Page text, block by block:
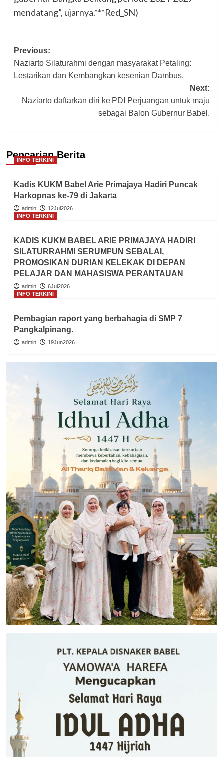
mendatang”, ujarnya.***Red_SN)
Post
navigation
Previous:
Naziarto Silaturahmi dengan masyarakat Petaling:
Lestarikan dan Kembangkan kesenian Dambus.
Next:
Naziarto daftarkan diri ke PDI Perjuangan untuk maju
sebagai Balon Gubernur Babel.
Pencarian Berita
INFO TERKINI
Kadis KUKM Babel Arie Primajaya Hadiri Puncak
Harkopnas ke-79 di Jakarta
admin
12Jul2026
INFO TERKINI
KADIS KUKM BABEL ARIE PRIMAJAYA HADIRI
SILATURRAHMI SERUMPUN SEBALAI,
PROMOSIKAN DURIAN KELEKAK DI DEPAN
PELAJAR DAN MAHASISWA PERANTAUAN
admin
6Jul2026
INFO TERKINI
Pembagian raport yang berbahagia di SMP 7
Pangkalpinang.
admin 19Jun2026